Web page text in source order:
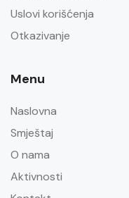
Uslovi korišćenja
Otkazivanje
Menu
Naslovna
Smještaj
O nama
Aktivnosti